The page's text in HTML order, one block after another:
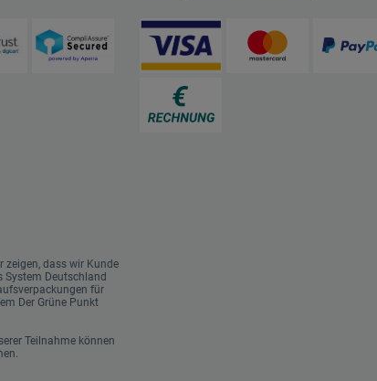
zeigen, dass wir Kunde
System Deutschland
für
Der Grüne Punkt
Teilnahme können